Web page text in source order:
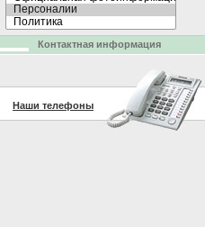
Контактная информация
Наши телефоны